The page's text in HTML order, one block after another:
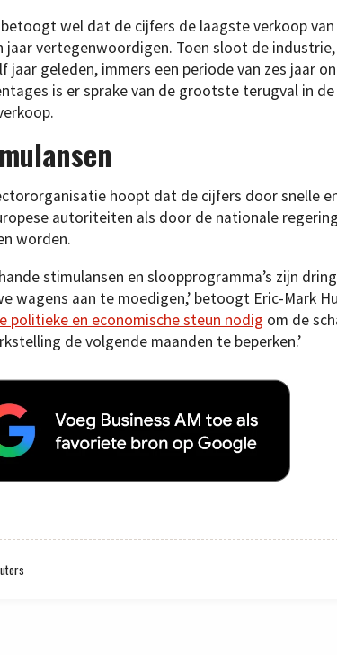
wel dat de cijfers de laagste verkoop
jaar vertegenwoordigen. Toen sloot de
jaar geleden, immers een periode van zes jaar
is er sprake van de grootste terugval in
hoopt dat de cijfers door snelle
autoriteiten als door de nationale
worden.
stimulansen en sloopprogramma’s zijn
wagens aan te moedigen,’ betoogt Eric-Mark
politieke en economische steun nodig om de
de volgende maanden te beperken.’